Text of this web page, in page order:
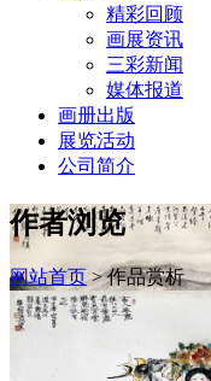
精彩回顾
画展资讯
三彩新闻
媒体报道
画册出版
展览活动
公司简介
作者浏览
网站首页 > 作品赏析